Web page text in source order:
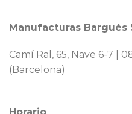
Manufacturas Bargués
Camí Ral, 65, Nave 6-7 |
(Barcelona)